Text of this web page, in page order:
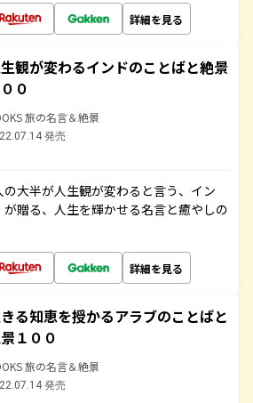
詳細を見る
観が変わるインドのことばと絶景
０
旅の名言＆絶景
発売
大半が人生観が変わると言う、イン
が贈る、人生を輝かせる名言と癒やしの
詳細を見る
る知恵を授かるアラブのことばと
１００
旅の名言＆絶景
発売